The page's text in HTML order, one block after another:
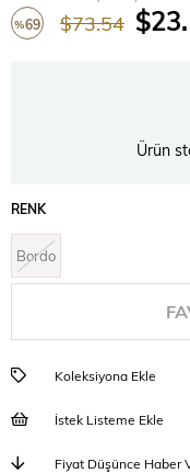
%69 $73.54
Ürün
RENK
Bordo
Koleksiyona Ekle
İstek Listeme Ekle
Fiyat Düşünce Haber